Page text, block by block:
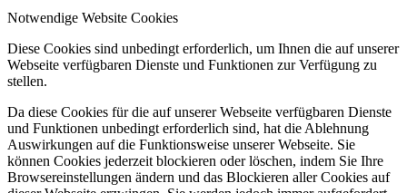
Notwendige Website Cookies
Diese Cookies sind unbedingt erforderlich, um Ihnen die auf unserer
Webseite verfügbaren Dienste und Funktionen zur Verfügung zu
stellen.
Da diese Cookies für die auf unserer Webseite verfügbaren Dienste
und Funktionen unbedingt erforderlich sind, hat die Ablehnung
Auswirkungen auf die Funktionsweise unserer Webseite. Sie
können Cookies jederzeit blockieren oder löschen, indem Sie Ihre
Browsereinstellungen ändern und das Blockieren aller Cookies auf